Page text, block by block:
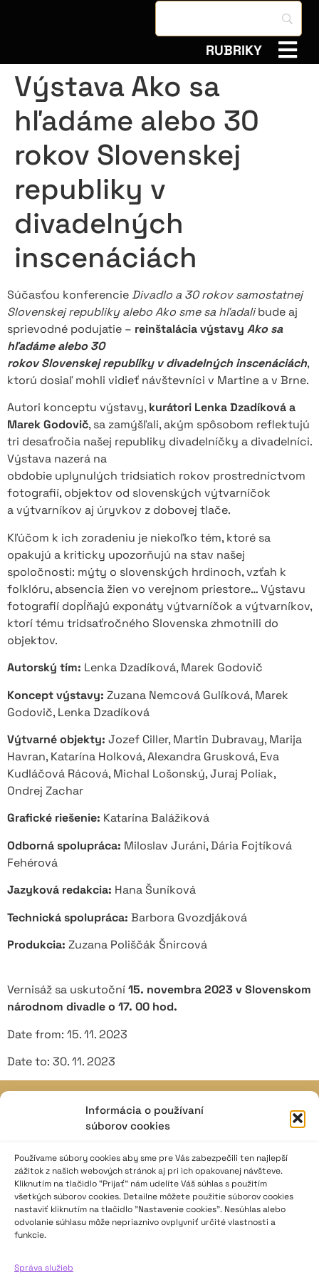
Informácia o používaní
súborov cookies
Používame súbory cookies aby sme pre Vás zabezpečili ten najlepší
zážitok z našich webových stránok aj pri ich opakovanej návšteve.
Kliknutím na tlačidlo “Prijať” nám udelíte Váš súhlas s použitím
všetkých súborov cookies. Detailne môžete použitie súborov cookies
nastaviť kliknutím na tlačidlo "Nastavenie cookies". Nesúhlas alebo
odvolanie súhlasu môže nepriaznivo ovplyvniť určité vlastnosti a
funkcie.
Správa služieb
RUBRIKY
Výstava Ako sa
hľadáme alebo 30
rokov Slovenskej
republiky v
divadelných
inscenáciách
Súčasťou konferencie Divadlo a 30 rokov samostatnej
Slovenskej republiky alebo Ako sme sa hľadalibude aj
sprievodné podujatie – reinštalácia výstavy Ako sa
hľadáme alebo 30
rokov Slovenskej republiky v divadelných inscenáciách,
ktorú dosiaľ mohli vidieť návštevníci v Martine a v Brne.
Autori konceptu výstavy, kurátori Lenka Dzadíková a
Marek Godovič, sa zamýšľali, akým spôsobom reflektujú
tri desaťročia našej republiky divadelníčky a divadelníci.
Výstava nazerá na
obdobie uplynulých tridsiatich rokov prostredníctvom
fotografií, objektov od slovenských výtvarníčok
a výtvarníkov aj úryvkov z dobovej tlače.
Kľúčom k ich zoradeniu je niekoľko tém, ktoré sa
opakujú a kriticky upozorňujú na stav našej
spoločnosti: mýty o slovenských hrdinoch, vzťah k
folklóru, absencia žien vo verejnom priestore… Výstavu
fotografií dopĺňajú exponáty výtvarníčok a výtvarníkov,
ktorí tému tridsaťročného Slovenska zhmotnili do
objektov.
Autorský tím: Lenka Dzadíková, Marek Godovič
Koncept výstavy: Zuzana Nemcová Gulíková, Marek
Godovič, Lenka Dzadíková
Výtvarné objekty: Jozef Ciller, Martin Dubravay, Marija
Havran, Katarína Holková, Alexandra Grusková, Eva
Kudláčová Rácová, Michal Lošonský, Juraj Poliak,
Ondrej Zachar
Grafické riešenie: Katarína Balážiková
Odborná spolupráca: Miloslav Juráni, Dária Fojtíková
Fehérová
Jazyková redakcia: Hana Šuníková
Technická spolupráca: Barbora Gvozdjáková
Produkcia: Zuzana Poliščák Šnircová
Vernisáž sa uskutoční15. novembra 2023 v Slovenskom
národnom divadle o 17. 00 hod.
Date from: 15. 11. 2023
Date to: 30. 11. 2023
e-mail: javisko.noc@nocka.sk
Nám. SNP č. 12, 812 34 Bratislava 1
Slovenská republika
2023–2025 ©
Logofont by